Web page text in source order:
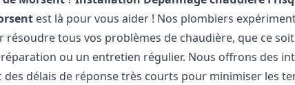
est là pour vous aider ! Nos plombiers
résoudre tous vos problèmes de chaudière, que ce
ou un entretien régulier. Nous offrons des
des délais de réponse très courts pour minimiser les